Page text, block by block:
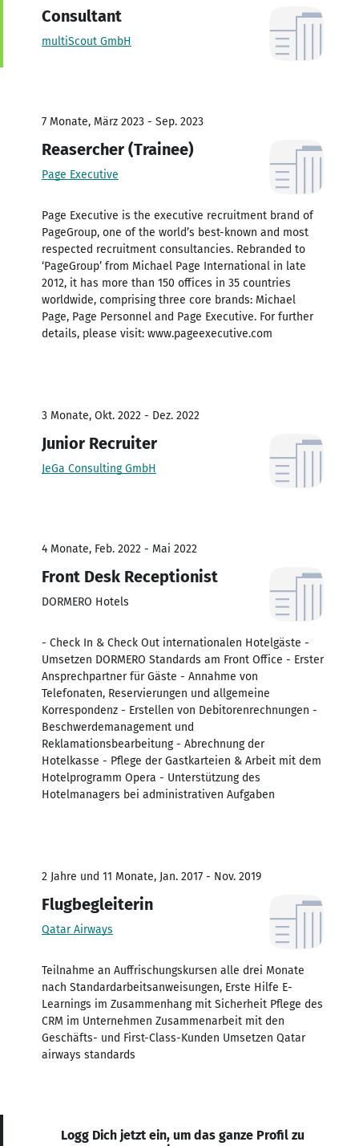
Consultant
multiScout GmbH
7 Monate, März 2023 - Sep. 2023
Reasercher (Trainee)
Page Executive
Page Executive is the executive recruitment brand of
PageGroup, one of the world’s best-known and most
respected recruitment consultancies. Rebranded to
‘PageGroup’ from Michael Page International in late
2012, it has more than 150 offices in 35 countries
worldwide, comprising three core brands: Michael
Page, Page Personnel and Page Executive. For further
details, please visit: www.pageexecutive.com
3 Monate, Okt. 2022 - Dez. 2022
Junior Recruiter
JeGa Consulting GmbH
4 Monate, Feb. 2022 - Mai 2022
Front Desk Receptionist
DORMERO Hotels
- Check In & Check Out internationalen Hotelgäste -
Umsetzen DORMERO Standards am Front Office - Erster
Ansprechpartner für Gäste - Annahme von
Telefonaten, Reservierungen und allgemeine
Korrespondenz - Erstellen von Debitorenrechnungen -
Beschwerdemanagement und
Reklamationsbearbeitung - Abrechnung der
Hotelkasse - Pflege der Gastkarteien & Arbeit mit dem
Hotelprogramm Opera - Unterstützung des
Hotelmanagers bei administrativen Aufgaben
2 Jahre und 11 Monate, Jan. 2017 - Nov. 2019
Flugbegleiterin
Qatar Airways
Teilnahme an Auffrischungskursen alle drei Monate
nach Standardarbeitsanweisungen, Erste Hilfe E-
Learnings im Zusammenhang mit Sicherheit Pflege des
CRM im Unternehmen Zusammenarbeit mit den
Geschäfts- und First-Class-Kunden Umsetzen Qatar
airways standards
Logg Dich jetzt ein, um das ganze Profil zu